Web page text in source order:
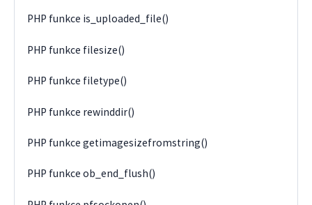
PHP funkce is_uploaded_file()
PHP funkce filesize()
PHP funkce filetype()
PHP funkce rewinddir()
PHP funkce getimagesizefromstring()
PHP funkce ob_end_flush()